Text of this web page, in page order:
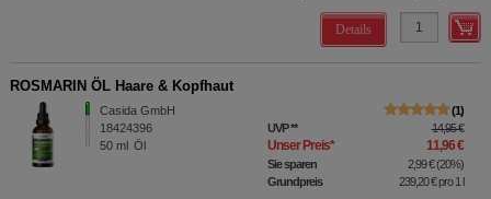
Details
ROSMARIN ÖL Haare & Kopfhaut
Casida GmbH
18424396
50 ml Öl
1
UVP** 14,95 €
Unser Preis* 11,96 €
Sie sparen 2,99 €(20%)
Grundpreis
239,20 €pro 1 l